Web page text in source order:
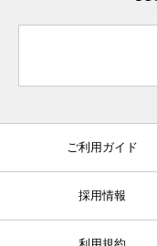
ご利用ガイド
採用情報